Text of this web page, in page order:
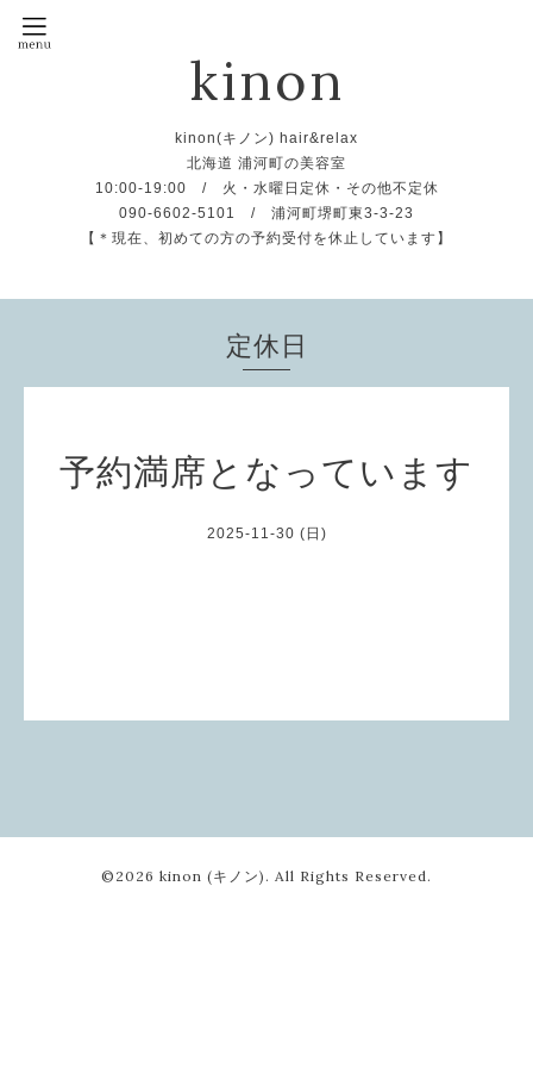
kinon
kinon(キノン) hair&relax
北海道 浦河町の美容室
10:00-19:00 / 火・水曜日定休・その他不定休
090-6602-5101 / 浦河町堺町東3-3-23
【＊現在、初めての方の予約受付を休止しています】
定休日
予約満席となっています
2025-11-30 (日)
©2026 kinon (キノン) . All Rights Reserved.